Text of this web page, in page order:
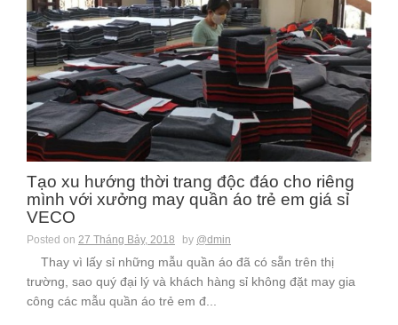
Tạo xu hướng thời trang độc đáo cho riêng
mình với xưởng may quần áo trẻ em giá sỉ
VECO
Posted on 27 Tháng Bảy, 2018 by @dmin
Thay vì lấy sỉ những mẫu quần áo đã có sẵn trên thị
trường, sao quý đại lý và khách hàng sỉ không đặt may gia
công các mẫu quần áo trẻ em đ...